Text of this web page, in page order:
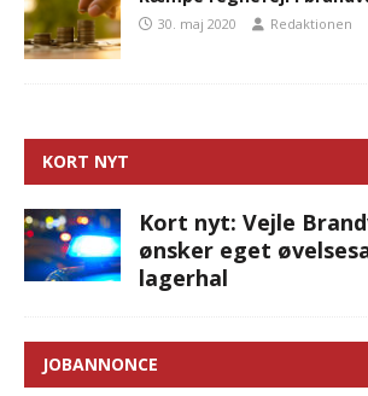
30. maj 2020 Redaktionen
KORT NYT
Kort nyt: Vejle
ønsker eget
lagerhal
JOBANNONCE